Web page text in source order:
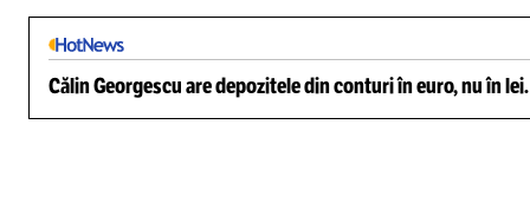
Călin Georgescu are depozitele din conturi în euro, nu în